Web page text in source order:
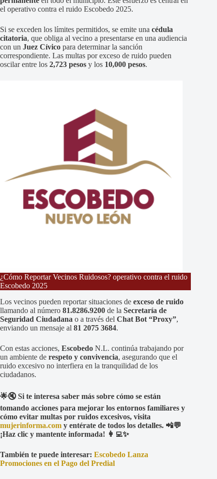
el operativo contra el ruido Escobedo 2025.
Si se exceden los límites permitidos, se emite una cédula
citatoria, que obliga al vecino a presentarse en una audiencia
con un Juez Cívico para determinar la sanción
correspondiente. Las multas por exceso de ruido pueden
oscilar entre los 2,723 pesos y los 10,000 pesos.
¿Cómo Reportar Vecinos Ruidosos? operativo contra el ruido
Escobedo 2025
Los vecinos pueden reportar situaciones de exceso de ruido
llamando al número 81.8286.9200 de la Secretaría de
Seguridad Ciudadana o a través del Chat Bot “Proxy”,
enviando un mensaje al 81 2075 3684.
Con estas acciones, Escobedo N.L. continúa trabajando por
un ambiente de respeto y convivencia, asegurando que el
ruido excesivo no interfiera en la tranquilidad de los
ciudadanos.
🌟🔇 Si te interesa saber más sobre cómo se están
tomando acciones para mejorar los entornos familiares y
cómo evitar multas por ruidos excesivos, visita
mujerinforma.com y entérate de todos los detalles. 📲💬
¡Haz clic y mantente informada! 👩‍💻✨
También te puede interesar: Escobedo Lanza
Promociones en el Pago del Predial